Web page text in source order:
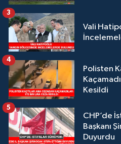
Vali
3
Polisten
Kesildi
4
CHP’de
Başkanı
Duyurdu
5